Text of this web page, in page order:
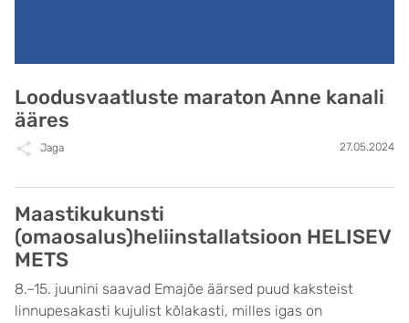
Loodusvaatluste maraton Anne kanali
ääres
Jaga 27.05.2024
Maastikukunsti
(omaosalus)heliinstallatsioon HELISEV
METS
8.–15. juunini saavad Emajõe äärsed puud kaksteist
linnupesakasti kujulist kõlakasti, milles igas on